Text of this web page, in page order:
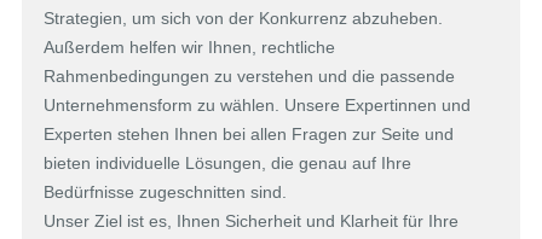
Strategien, um sich von der Konkurrenz abzuheben.
Außerdem helfen wir Ihnen, rechtliche
Rahmenbedingungen zu verstehen und die passende
Unternehmensform zu wählen. Unsere Expertinnen und
Experten stehen Ihnen bei allen Fragen zur Seite und
bieten individuelle Lösungen, die genau auf Ihre
Bedürfnisse zugeschnitten sind.
Unser Ziel ist es, Ihnen Sicherheit und Klarheit für Ihre